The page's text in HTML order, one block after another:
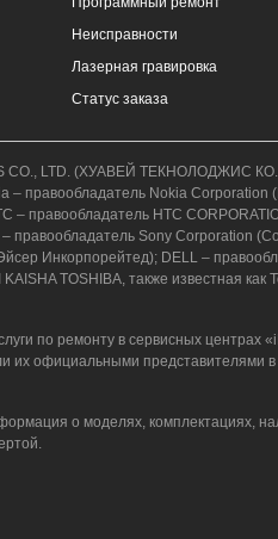
Неисправности
Лазерная гравировка
Статус заказа
CO., LTD. (ХУАВЕЙ ТЕКНОЛОДЖИС
– правообладатель Nokia
– правообладатель HTC
правообладатель Sony Corporation
Инкорпорейтед); DELL –
TOSHIBA, также известная
по ремонту в сервисных центрах
их официальными представителями
о моделях, комплектациях,